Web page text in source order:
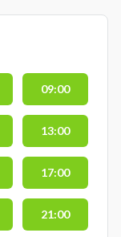
09:00
13:00
17:00
21:00